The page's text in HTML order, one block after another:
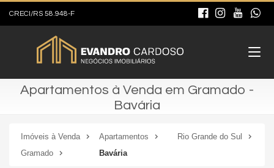
CRECI/RS 58.948-F
Apartamentos à Venda em Gramado -
Bavária
Imóveis à Venda Apartamentos
Rio Grande do Sul
Gramado
Bavária